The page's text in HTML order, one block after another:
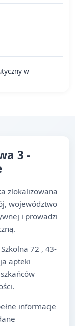
w
3 -
zlokalizowana
województwo
i prowadzi
72 , 43-
apteki
informacje